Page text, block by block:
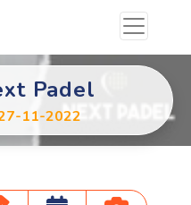
Padel
11-2022